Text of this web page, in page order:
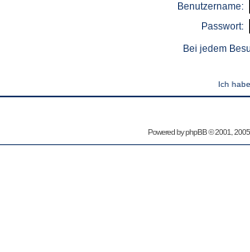
Benutzername:
Passwort:
Bei jedem
Ich
Powered byphpBB© 2001,